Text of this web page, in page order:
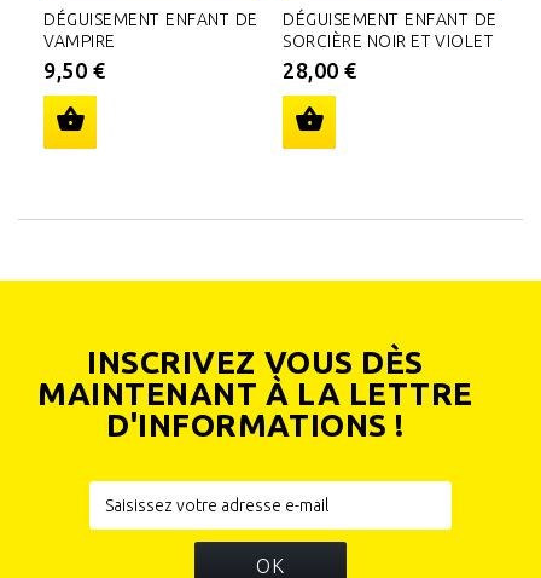
DÉGUISEMENT ENFANT DE
VAMPIRE
9,50 €
DÉGUISEMENT ENFANT DE
SORCIÈRE NOIR ET VIOLET
28,00 €
INSCRIVEZ VOUS DÈS
MAINTENANT À LA LETTRE
D'INFORMATIONS !
OK